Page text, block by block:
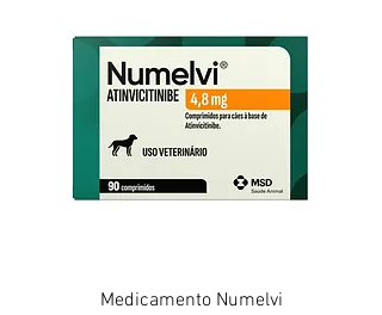
Medicamento Numelvi